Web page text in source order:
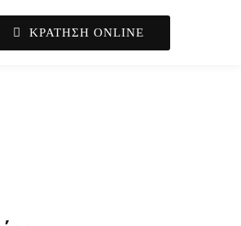
ΚΡΑΤΗΣΗ ONLINE